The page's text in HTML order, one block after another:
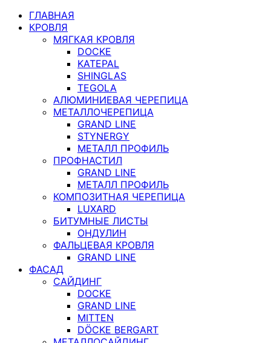
ГЛАВНАЯ
КРОВЛЯ
МЯГКАЯ КРОВЛЯ
DOCKE
KATEPAL
SHINGLAS
TEGOLA
АЛЮМИНИЕВАЯ ЧЕРЕПИЦА
МЕТАЛЛОЧЕРЕПИЦА
GRAND LINE
STYNERGY
МЕТАЛЛ ПРОФИЛЬ
ПРОФНАСТИЛ
GRAND LINE
МЕТАЛЛ ПРОФИЛЬ
КОМПОЗИТНАЯ ЧЕРЕПИЦА
LUXARD
БИТУМНЫЕ ЛИСТЫ
ОНДУЛИН
ФАЛЬЦЕВАЯ КРОВЛЯ
GRAND LINE
ФАСАД
САЙДИНГ
DOCKE
GRAND LINE
MITTEN
DÖCKE BERGART